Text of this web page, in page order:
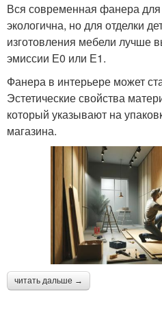
Вся современная фанера
экологична, но для отделки
изготовления мебели лучше
эмиссии Е0 или Е1.
Фанера в интерьере может
Эстетические свойства
который указывают на
магазина.
читать дальше →